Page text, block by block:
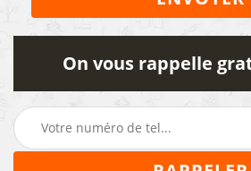
On vous rappelle